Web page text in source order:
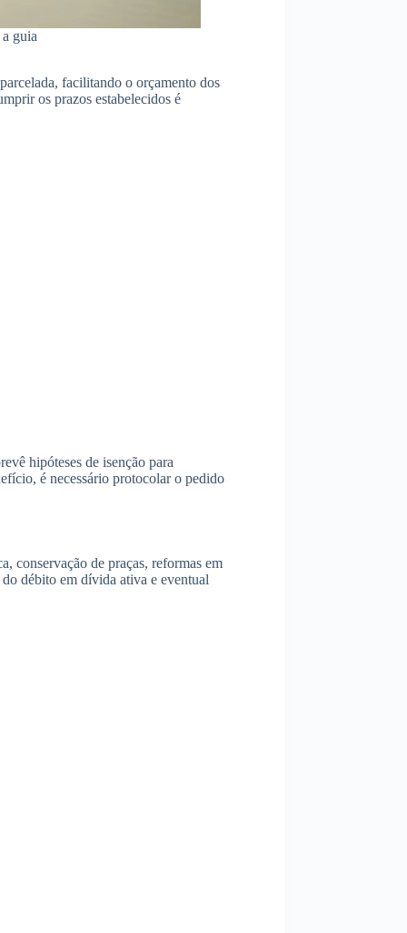
guia
facilitando o orçamento dos
os prazos estabelecidos é
hipóteses de isenção para
é necessário protocolar o pedido
conservação de praças, reformas em
débito em dívida ativa e eventual